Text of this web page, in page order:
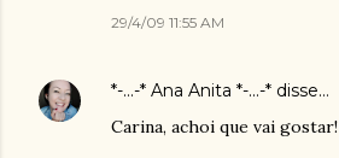
29/4/09 11:55 AM
*-...-* Ana Anita *-...-* disse…
Carina, achoi que vai gostar!